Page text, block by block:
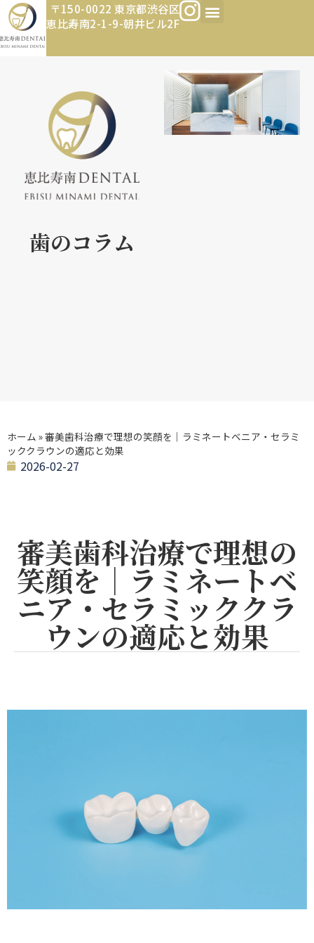
〒150-0022 東京都渋谷区
恵比寿南2-1-9-朝井ビル2F
歯のコラム​
ホーム »審美歯科治療で理想の笑顔を｜ラミネートベニア・セラミ
ッククラウンの適応と効果
2026-02-27
審美歯科治療で理想の
笑顔を｜ラミネートベ
ニア・セラミッククラ
ウンの適応と効果